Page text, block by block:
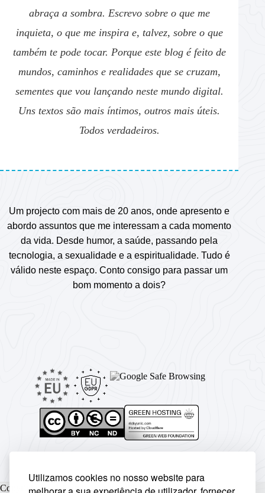
Utilizamos cookies no nosso website para
abraça a sombra. Escrevo sobre o que me
inquieta, o que me inspira e, talvez, sobre o que
também te pode tocar. Porque este blog é feito de
mundos, caminhos e realidades que se cruzam,
sementes que vou lançando neste mundo digital.
Uns textos são mais íntimos, outros mais úteis.
Todos verdadeiros.
Um projecto com mais de 20 anos, onde apresento e
abordo assuntos que me interessam a cada momento
da vida. Desde humor, a saúde, passando pela
tecnologia, a sexualidade e a espiritualidade. Tudo é
válido neste espaço. Conto consigo para passar um
bom momento a dois?
Copyright © Rickyunic World® 2004 - 2026 | Todos os direitos